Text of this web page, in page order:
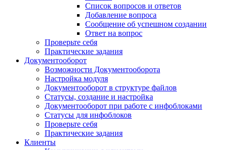
Список вопросов и ответов
Добавление вопроса
Сообщение об успешном создании
Ответ на вопрос
Проверьте себя
Практические задания
Документооборот
Возможности Документооборота
Настройка модуля
Документооборот в структуре файлов
Статусы, создание и настройка
Документооборот при работе с инфоблоками
Статусы для инфоблоков
Проверьте себя
Практические задания
Клиенты